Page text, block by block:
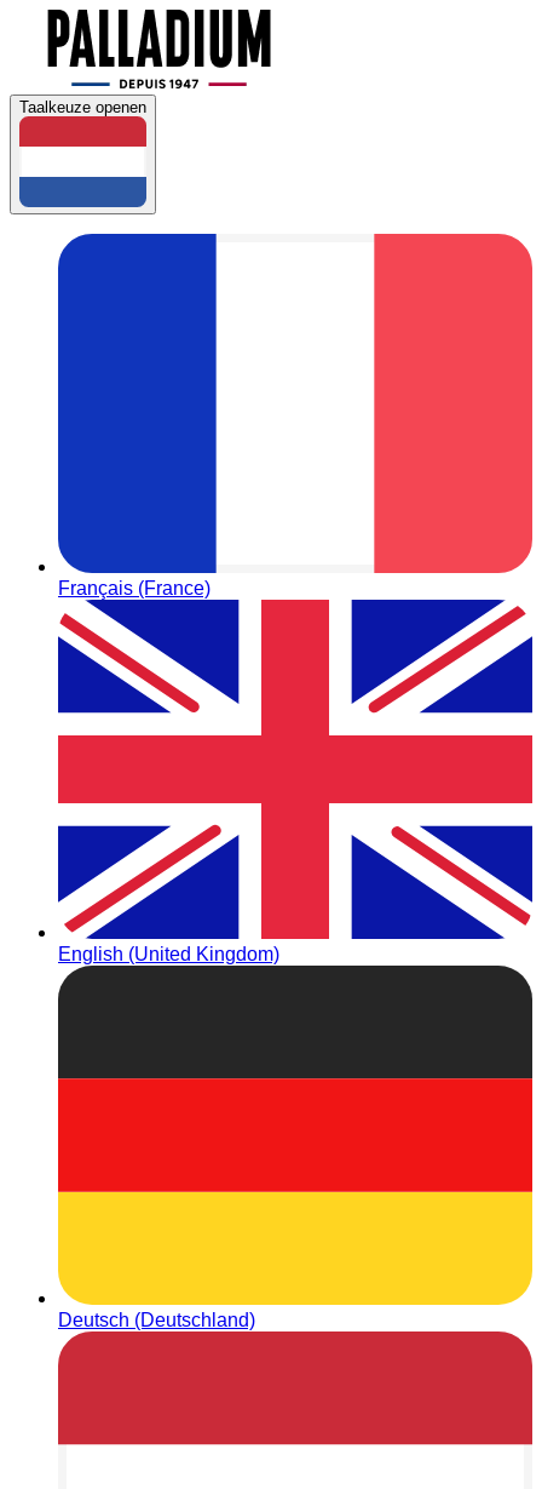
Taalkeuze openen
Français (France)
English (United Kingdom)
Deutsch (Deutschland)